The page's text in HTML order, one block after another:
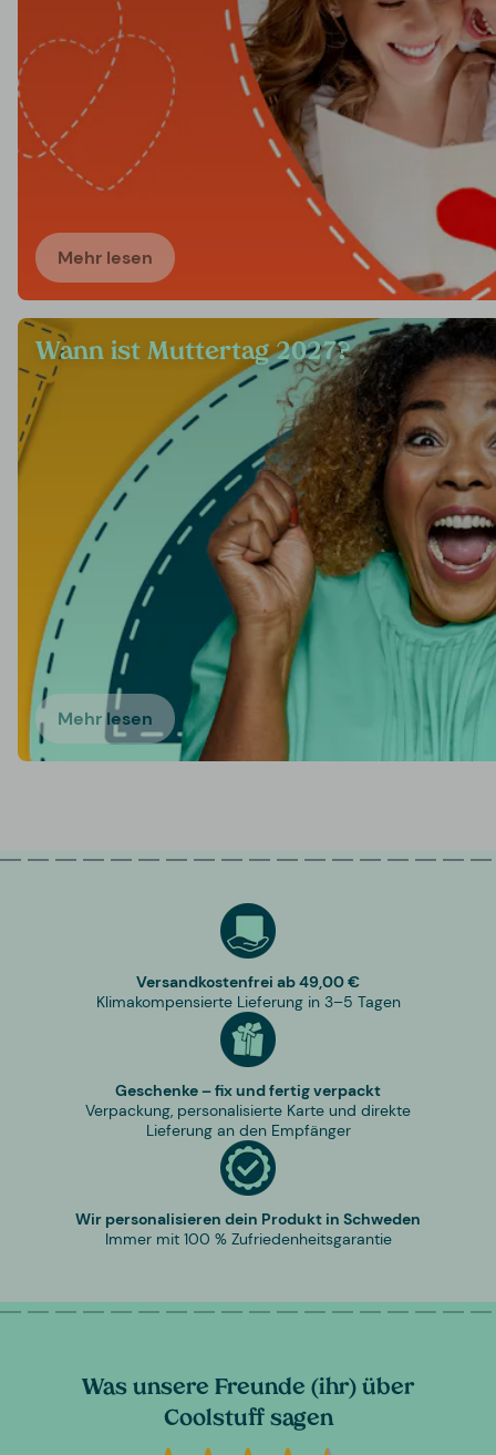
Mehr lesen
Wann ist Muttertag 2027?
Mehr lesen
Versandkostenfrei ab 49,00 €
Klimakompensierte Lieferung in 3–5 Tagen
Geschenke – fix und fertig verpackt
Verpackung, personalisierte Karte und direkte
Lieferung an den Empfänger
Wir personalisieren dein Produkt in Schweden
Immer mit 100 % Zufriedenheitsgarantie
Was unsere Freunde (ihr) über
Coolstuff sagen